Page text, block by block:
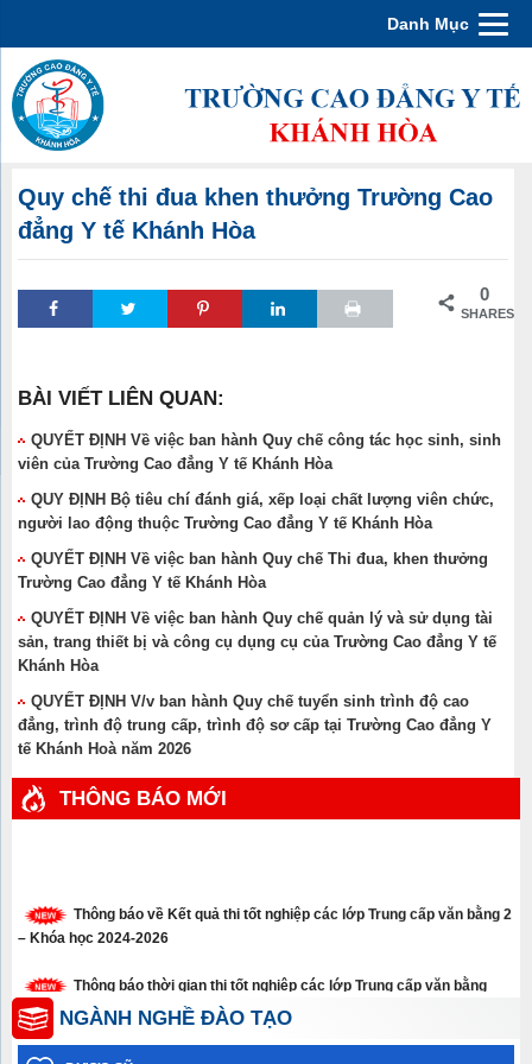
Danh Mục
Quy chế thi đua khen thưởng Trường Cao
đẳng Y tế Khánh Hòa
0
SHARES
BÀI VIẾT LIÊN QUAN:
QUYẾT ĐỊNH Về việc ban hành Quy chế công tác học sinh, sinh
viên của Trường Cao đẳng Y tế Khánh Hòa
QUY ĐỊNH Bộ tiêu chí đánh giá, xếp loại chất lượng viên chức,
người lao động thuộc Trường Cao đẳng Y tế Khánh Hòa
QUYẾT ĐỊNH Về việc ban hành Quy chế Thi đua, khen thưởng
Trường Cao đẳng Y tế Khánh Hòa
QUYẾT ĐỊNH Về việc ban hành Quy chế quản lý và sử dụng tài
sản, trang thiết bị và công cụ dụng cụ của Trường Cao đẳng Y tế
Khánh Hòa
QUYẾT ĐỊNH V/v ban hành Quy chế tuyển sinh trình độ cao
đẳng, trình độ trung cấp, trình độ sơ cấp tại Trường Cao đẳng Y
tế Khánh Hoà năm 2026
THÔNG BÁO MỚI
Thông báo về Kết quả thi tốt nghiệp các lớp Trung cấp văn bằng 2
– Khóa học 2024-2026
Thông báo thời gian thi tốt nghiệp các lớp Trung cấp văn bằng
năm 2026
NGÀNH NGHỀ ĐÀO TẠO